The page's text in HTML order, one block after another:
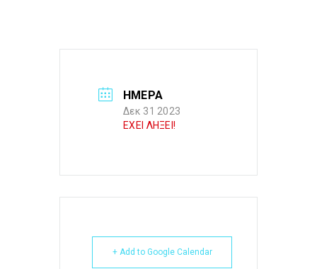
ΗΜΕΡΑ
Δεκ 31 2023
ΕΧΕΙ ΛΗΞΕΙ!
+ Add to Google Calendar